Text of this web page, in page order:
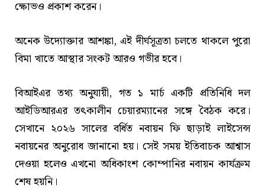
ক্ষোভও প্রকাশ করেন।
অনেক উদ্যোক্তার আশঙ্কা, এই দীর্ঘসূত্রতা চলতে থাকলে পুরো
বিমা খাতে আস্থার সংকট আরও গভীর হবে।
বিআইএর তথ্য অনুযায়ী, গত ১ মার্চ একটি প্রতিনিধি দল
আইডিআরএর তৎকালীন চেয়ারম্যানের সঙ্গে বৈঠক করে।
সেখানে ২০২৬ সালের বর্ধিত নবায়ন ফি ছাড়াই লাইসেন্স
নবায়নের অনুরোধ জানানো হয়। সেই সময় ইতিবাচক আশ্বাস
দেওয়া হলেও এখনো অধিকাংশ কোম্পানির নবায়ন কার্যক্রম
শেষ হয়নি।